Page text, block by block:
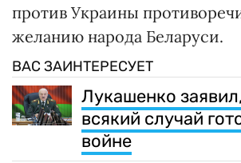
против Украины
желанию народа Беларуси.
ВАС ЗАИНТЕРЕСУЕТ
Лукашенко
всякий случай
войне